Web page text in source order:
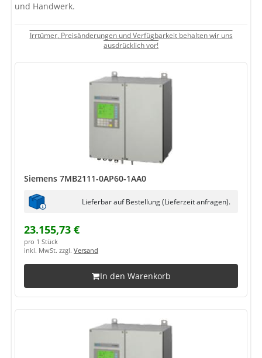
und Handwerk.
Irrtümer, Preisänderungen und Verfügbarkeit behalten wir uns
ausdrücklich vor!
Siemens 7MB2111-0AP60-1AA0
Lieferbar auf Bestellung (Lieferzeit anfragen).
23.155,73 €
pro 1 Stück
inkl. MwSt. zzgl. Versand
In den Warenkorb